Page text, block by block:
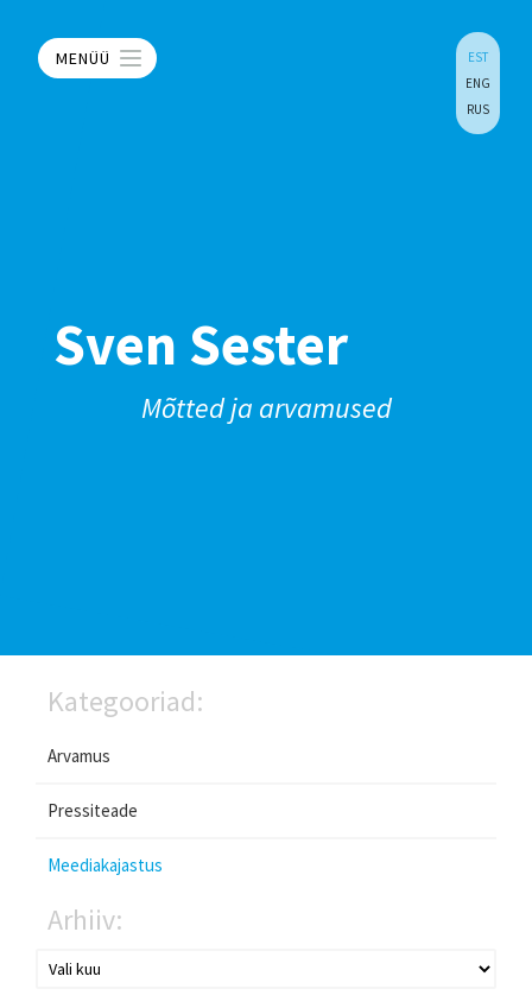
MENÜÜ
EST
ENG
RUS
Sven Sester
Mõtted ja arvamused
Kategooriad:
Arvamus
Pressiteade
Meediakajastus
Arhiiv: